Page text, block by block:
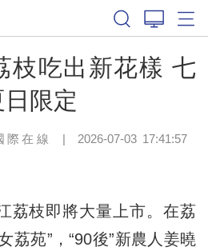
枝吃出新花樣 七
限定
際在線 | 2026-07-03 17:41:57
枝即將大量上市。在荔
荔苑”，“90後”新農人姜曉